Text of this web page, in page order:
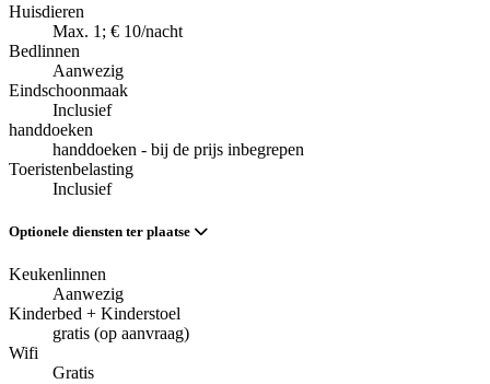
Huisdieren
Max. 1; € 10/nacht
Bedlinnen
Aanwezig
Eindschoonmaak
Inclusief
handdoeken
handdoeken - bij de prijs inbegrepen
Toeristenbelasting
Inclusief
Optionele diensten ter plaatse
Keukenlinnen
Aanwezig
Kinderbed + Kinderstoel
gratis (op aanvraag)
Wifi
Gratis